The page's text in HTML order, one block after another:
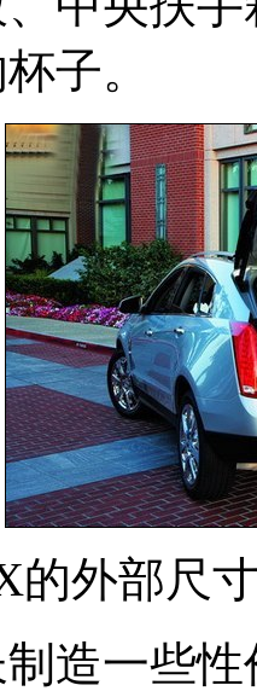
子。
的外部尺
造一些